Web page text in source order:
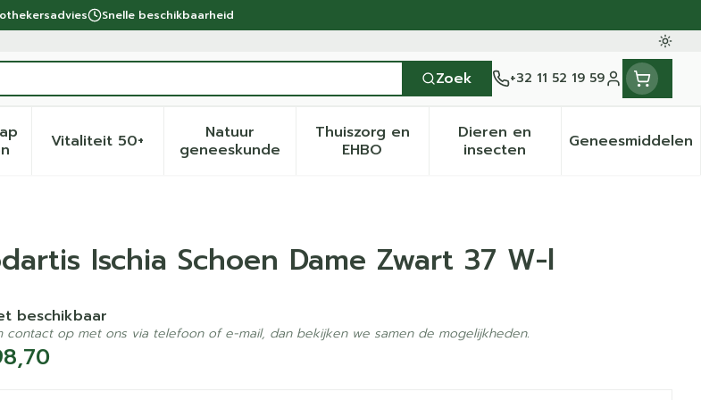
Snelle beschikbaarheid
Zoek +32 11 52 19 59
Klant menu
en hygiëne categorie
voeding en vitamines categorie
submenu voor Zwangerschap en kinderen categorie
Vitaliteit 50+Toon submenu voor Vitaliteit 50+ categorie
Natuur
geneeskundeToon submenu voor Natuur geneeskunde categorie
Thuiszorg en
EHBOToon submenu voor Thuiszorg en EHBO
Dieren en
insectenToon submenu voor
Geneesmiddelen
Toon
37 W-lIschia Schoen Dame Zwart 37 W-l
beschikbaar
contact op met ons via telefoon of e-mail, dan bekijken we samen de mogelijkheden.